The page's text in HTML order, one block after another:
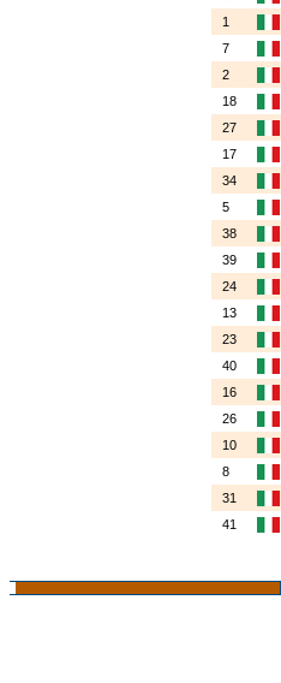
1
7
2
18
27
17
34
5
38
39
24
13
23
40
16
26
10
8
31
41